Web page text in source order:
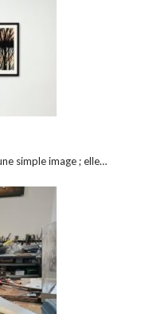
simple image ; elle…